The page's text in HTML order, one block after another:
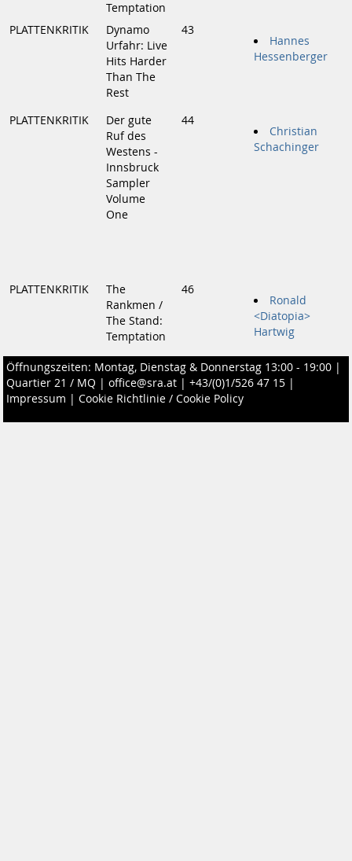
Temptation
PLATTENKRITIK
Dynamo
Urfahr: Live
Hits Harder
Than The
Rest
43
Hannes
Hessenberger
PLATTENKRITIK
Der gute
Ruf des
Westens -
Innsbruck
Sampler
Volume
One
44
Christian
Schachinger
PLATTENKRITIK
The
Rankmen /
The Stand:
Temptation
46
Ronald
<Diatopia>
Hartwig
Öffnungszeiten: Montag, Dienstag & Donnerstag 13:00 - 19:00 |
Quartier 21 / MQ | office@sra.at | +43/(0)1/526 47 15 |
Impressum | Cookie Richtlinie / Cookie Policy